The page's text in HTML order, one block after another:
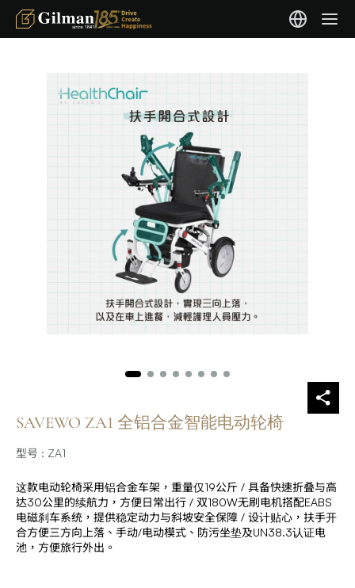
SAVEWO ZA1 全铝合金智能电动轮椅
型号 : ZA1
这款电动轮椅采用铝合金车架，重量仅19公斤 / 具备快速折叠与高
达30公里的续航力，方便日常出行 / 双180W无刷电机搭配EABS
电磁刹车系统，提供稳定动力与斜坡安全保障 / 设计贴心，扶手开
合方便三方向上落、手动/电动模式、防污坐垫及UN38.3认证电
池，方便旅行外出。